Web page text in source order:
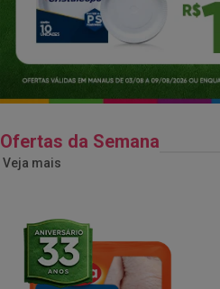
Ofertas da Semana
Veja mais